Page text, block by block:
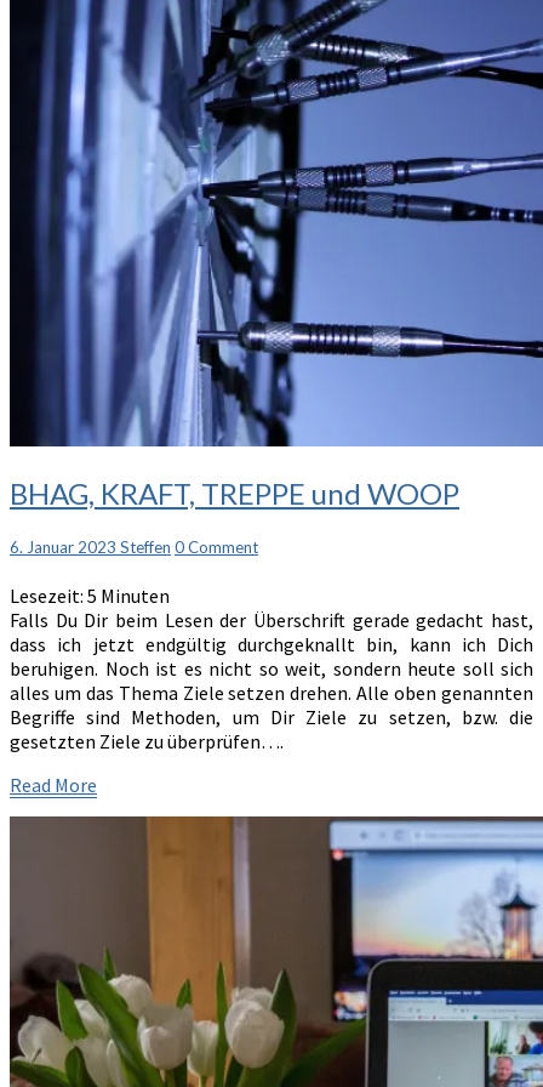
BHAG,
KRAFT,
und
BHAG, KRAFT, TREPPE und WOOP
6. Januar 2023 Steffen Comments
0 Comment
Lesezeit: 5 Minuten
Falls Du Dir beim Lesen der Überschrift gerade gedacht hast,
dass ich jetzt endgültig durchgeknallt bin, kann ich Dich
beruhigen. Noch ist es nicht so weit, sondern heute soll sich
alles um das Thema Ziele setzen drehen. Alle oben genannten
Begriffe sind Methoden, um Dir Ziele zu setzen, bzw. die
gesetzten Ziele zu überprüfen….
Read More